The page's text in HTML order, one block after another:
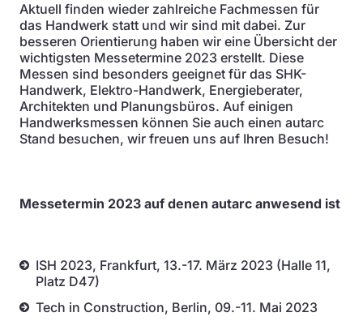
Aktuell finden wieder zahlreiche Fachmessen für
das Handwerk statt und wir sind mit dabei. Zur
besseren Orientierung haben wir eine Übersicht der
wichtigsten Messetermine 2023 erstellt. Diese
Messen sind besonders geeignet für das SHK-
Handwerk, Elektro-Handwerk, Energieberater,
Architekten und Planungsbüros. Auf einigen
Handwerksmessen können Sie auch einen autarc
Stand besuchen, wir freuen uns auf Ihren Besuch!
Messetermin 2023 auf denen autarc anwesend ist
ISH 2023, Frankfurt, 13.-17. März 2023 (Halle 11,
Platz D47)
Tech in Construction, Berlin, 09.-11. Mai 2023